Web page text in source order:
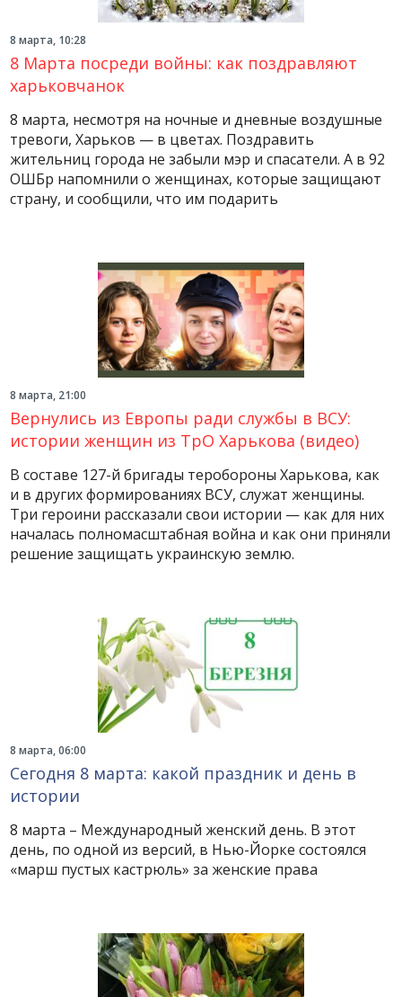
8 марта, 10:28
8 Марта посреди войны: как поздравляют
харьковчанок
8 марта, несмотря на ночные и дневные воздушные
тревоги, Харьков — в цветах. Поздравить
жительниц города не забыли мэр и спасатели. А в 92
ОШБр напомнили о женщинах, которые защищают
страну, и сообщили, что им подарить
8 марта, 21:00
Вернулись из Европы ради службы в ВСУ:
истории женщин из ТрО Харькова (видео)
В составе 127-й бригады теробороны Харькова, как
и в других формированиях ВСУ, служат женщины.
Три героини рассказали свои истории — как для них
началась полномасштабная война и как они приняли
решение защищать украинскую землю.
8 марта, 06:00
Сегодня 8 марта: какой праздник и день в
истории
8 марта – Международный женский день. В этот
день, по одной из версий, в Нью-Йорке состоялся
«марш пустых кастрюль» за женские права